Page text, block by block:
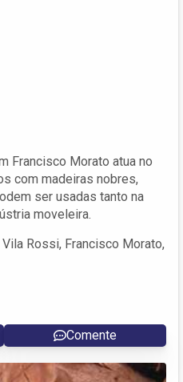
Francisco Morato atua no
com madeiras nobres,
ser usadas tanto na
moveleira.
Rossi, Francisco Morato,
Comente